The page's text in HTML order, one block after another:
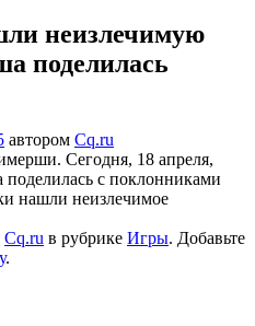
неизлечимую
поделилась
автором Cq.ru
Сегодня, 18 апреля,
с поклонниками
нашли неизлечимое
Cq.ru в рубрике Игры. Добавьте
.